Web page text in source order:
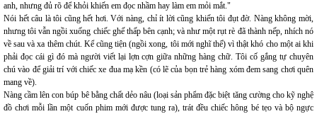
anh, nhưng đủ rõ để khỏi khiến em đọc nhầm hay làm em mỏi mắt."
Nói hết câu là tôi cũng hết hơi. Với nàng, chỉ ít lời cũng khiến tôi đụt đờ. Nàng không mời,
nhưng tôi vẫn ngồi xuống chiếc ghế thấp bên cạnh; và như một rụt rè đã thành nếp, nhích nó
về sau và xa thêm chút. Kể cũng tiện (ngồi xong, tôi mới nghĩ thế) vì thật khó cho một ai khi
phải đọc cái gì đó mà người viết lại lợn cợn giữa những hàng chữ. Tôi cố gắng tự chuyên
chú vào để giải trí với chiếc xe đua mạ kền (có lẽ của bọn trẻ hàng xóm đem sang chơi quên
mang về).
Nàng cầm lên con búp bê bằng chất dẻo nâu (loại sản phẩm đặc biệt tăng cường cho kỹ nghệ
đồ chơi mỗi lần một cuốn phim mới được tung ra), trát đều chiếc hông bé tẹo và bộ ngực